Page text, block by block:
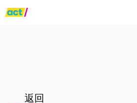
返回